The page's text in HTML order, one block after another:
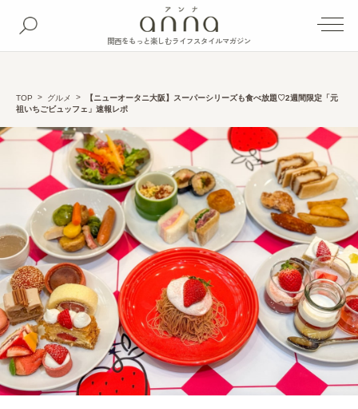
関西をもっと楽しむライフスタイルマガジン
TOP グルメ
【ニューオータニ大阪】スーパーシリーズも食べ放題♡2週間限定「元
祖いちごビュッフェ」速報レポ